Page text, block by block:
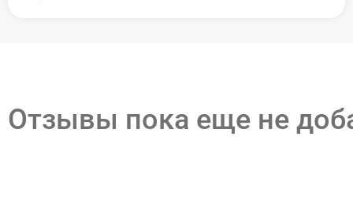
Отзывы пока еще не